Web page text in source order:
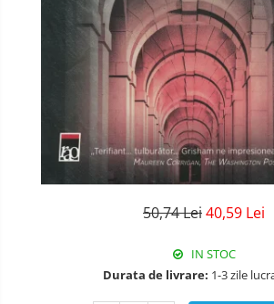
50,74 Lei40,59 Lei
IN STOC
Durata de livrare: 1-3 zile